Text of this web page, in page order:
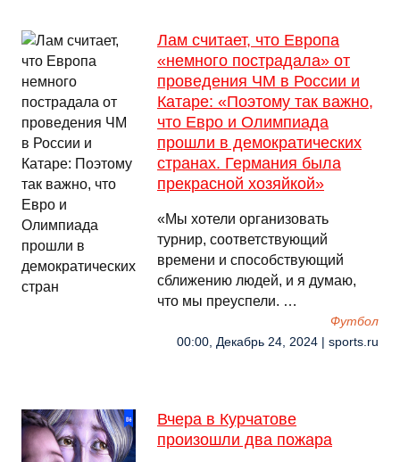
Лам считает, что Европа
«немного пострадала» от
проведения ЧМ в России и
Катаре: «Поэтому так важно,
что Евро и Олимпиада
прошли в демократических
странах. Германия была
прекрасной хозяйкой»
«Мы хотели организовать
турнир, соответствующий
времени и способствующий
сближению людей, и я думаю,
что мы преуспели. …
Футбол
00:00, Декабрь 24, 2024 | sports.ru
Вчера в Курчатове
произошли два пожара